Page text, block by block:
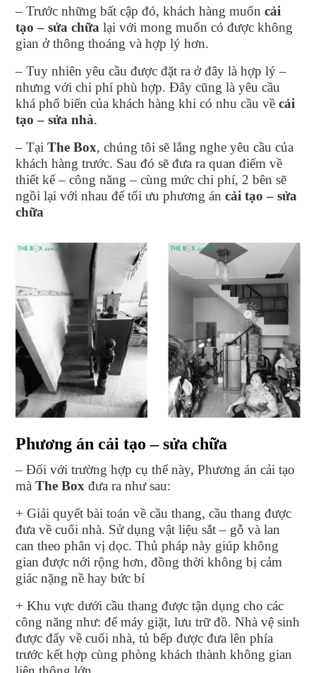
– Trước những bất cập đó, khách hàng muốncải
tạo – sửa chữa lại với mong muốn có được không
gian ở thông thoáng và hợp lý hơn.
– Tuy nhiên yêu cầu được đặt ra ở đây là hợp lý –
nhưng với chi phí phù hợp. Đây cũng là yêu cầu
khá phổ biến của khách hàng khi có nhu cầu vềcải
tạo – sửa nhà.
– TạiThe Box, chúng tôi sẽ lắng nghe yêu cầu của
khách hàng trước. Sau đó sẽ đưa ra quan điểm về
thiết kế – công năng – cùng mức chi phí, 2 bên sẽ
ngồi lại với nhau để tối ưu phương áncải tạo – sửa
chữa
Phương án cải tạo – sửa chữa
– Đối với trường hợp cụ thể này, Phương án cải tạo
màThe Box đưa ra như sau:
+ Giải quyết bài toán về cầu thang, cầu thang được
đưa về cuối nhà. Sử dụng vật liệu sắt – gỗ và lan
can theo phân vị dọc. Thủ pháp này giúp không
gian được nới rộng hơn, đồng thời không bị cảm
giác nặng nề hay bức bí
+ Khu vực dưới cầu thang được tận dụng cho các
công năng như: để máy giặt, lưu trữ đồ. Nhà vệ sinh
được đẩy về cuối nhà, tủ bếp được đưa lên phía
trước kết hợp cùng phòng khách thành không gian